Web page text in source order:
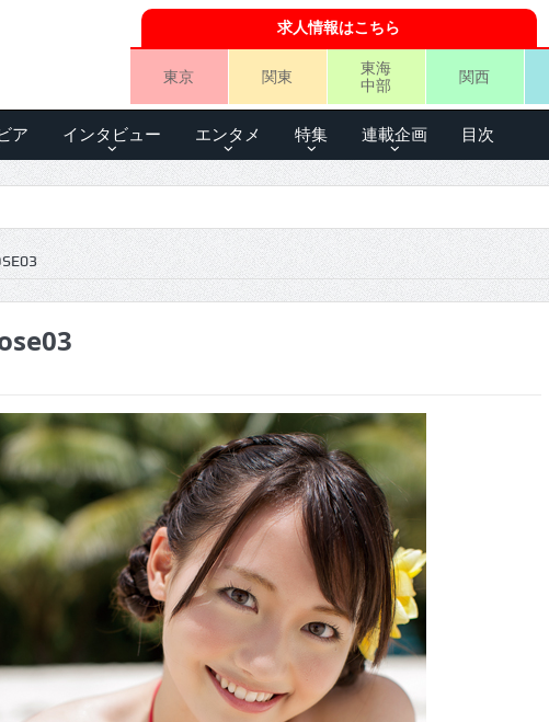
求人情報はこちら
東京 関東
東海
中部
関西
ア インタビュー エンタメ 特集 連載企画 目次